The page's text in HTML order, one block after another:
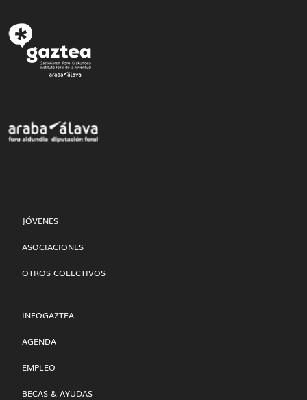
JÓVENES
ASOCIACIONES
OTROS COLECTIVOS
INFOGAZTEA
AGENDA
EMPLEO
BECAS & AYUDAS